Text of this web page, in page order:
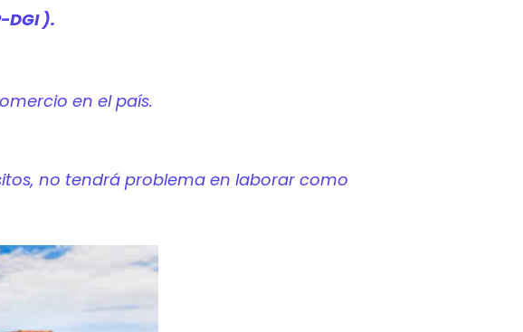
DGI ).
en el país.
no tendrá problema en laborar como